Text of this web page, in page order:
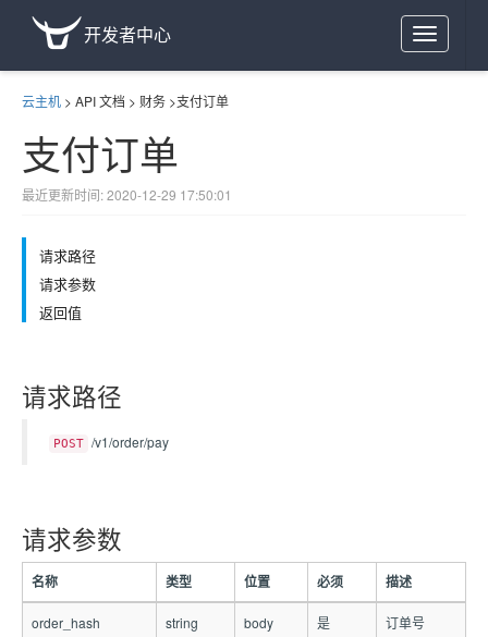
Toggle
navigation
开发者中心
云主机 > API 文档 > 财务 >支付订单
支付订单
最近更新时间: 2020-12-29 17:50:01
请求路径
请求参数
返回值
请求路径
POST /v1/order/pay
请求参数
名称 类型 位置 必须 描述
order_hash string body 是 订单号